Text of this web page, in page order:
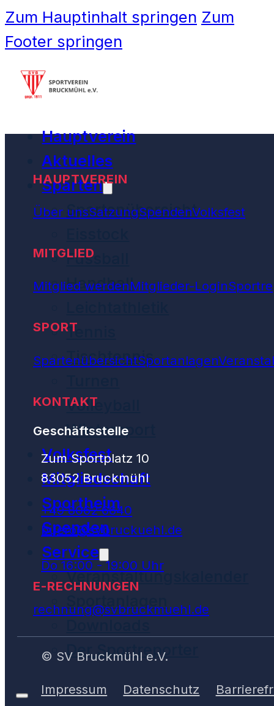
Zum Hauptinhalt springen Zum
Footer springen
Hauptverein
Aktuelles
Sparten
Spartenübersicht
Fussball
Handball
Tennis
Tischtennis
Volleyball
Wintersport
Volksfest
Mitgliedschaft
Sportheim
Spenden
Service
Veranstaltungskalender
Sportanlagen
Der Sportreporter
HAUPTVEREIN
Über unsSatzungSpendenVolksfest
MITGLIED
Mitglied werdenMitglieder-Login
SPORT
SpartenübersichtSportanlagen
KONTAKT
Geschäftsstelle
Zum Sportplatz 10
83052 Bruckmühl
+49 8062 6640
buero@svbruckuehl.de
Do 16:00 - 19:00 Uhr
E-RECHNUNGEN
rechnung@svbruckmuehl.de
© SV Bruckmühl e.V.
Impressum Datenschutz